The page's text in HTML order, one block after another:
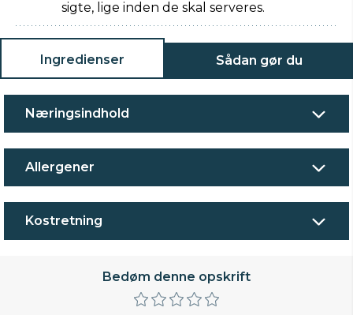
sigte, lige inden de skal serveres.
Ingredienser Sådan gør du
Næringsindhold
Allergener
Kostretning
Bedøm denne opskrift